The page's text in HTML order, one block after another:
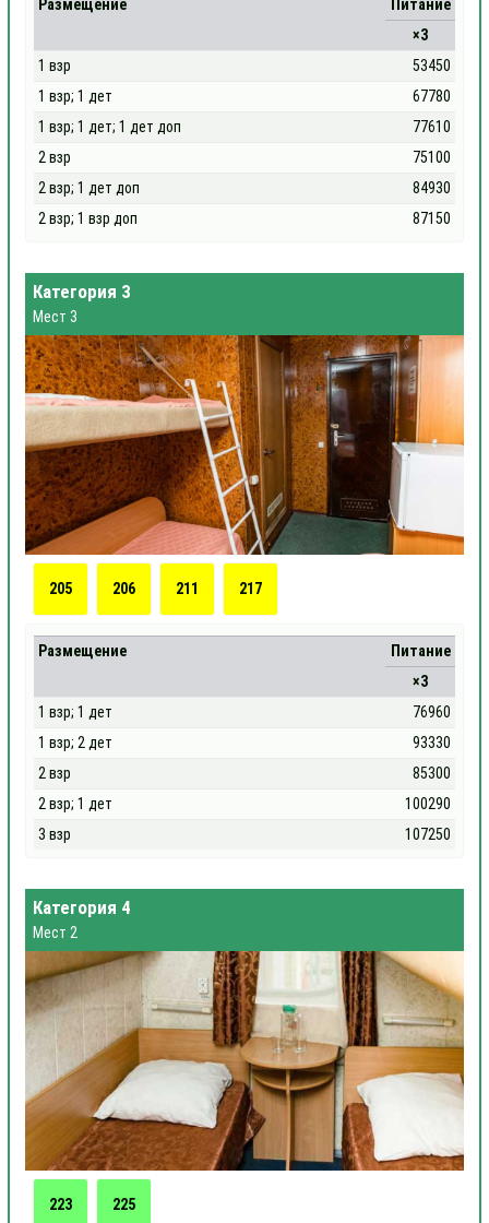
Размещение
Питание
×3
1 взр
53450
1 взр; 1 дет
67780
1 взр; 1 дет; 1 дет доп
77610
2 взр
75100
2 взр; 1 дет доп
84930
2 взр; 1 взр доп
87150
Категория 3
Мест 3
205 206 211 217
Размещение
Питание
×3
1 взр; 1 дет
76960
1 взр; 2 дет
93330
2 взр
85300
2 взр; 1 дет
100290
3 взр
107250
Категория 4
Мест 2
223 225